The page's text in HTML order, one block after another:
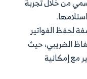
لحفظ الفواتير
الضريبي، حيث
مع إمكانية